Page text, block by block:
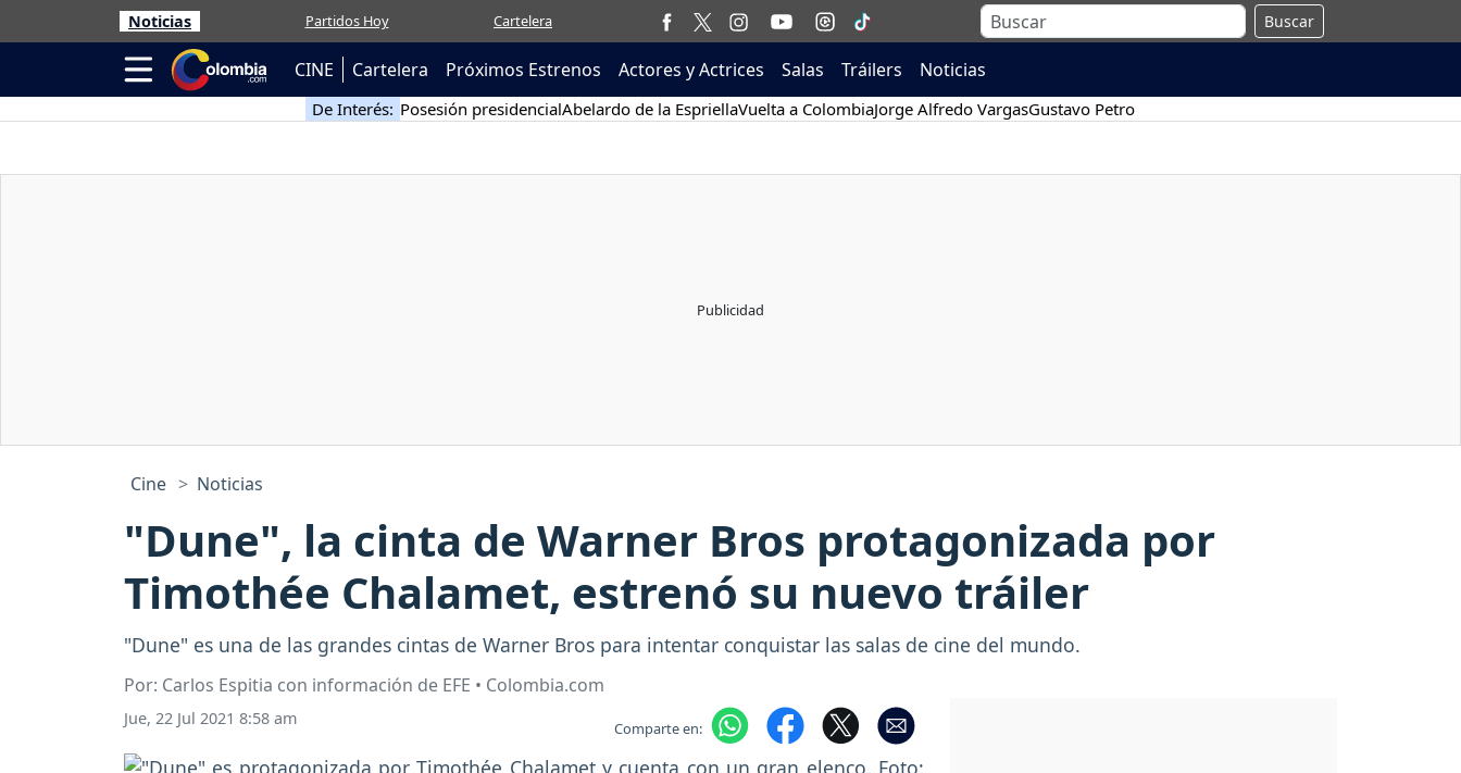
Noticias Partidos Hoy Cartelera Buscar
CINE Cartelera Próximos Estrenos Actores y Actrices Salas Tráilers Noticias
De Interés: Posesión presidencialAbelardo de la EspriellaVuelta a ColombiaJorge Alfredo VargasGustavo Petro
Cine Noticias
"Dune", la cinta de Warner Bros protagonizada por
Timothée Chalamet, estrenó su nuevo tráiler
"Dune" es una de las grandes cintas de Warner Bros para intentar conquistar las salas de cine del mundo.
Por: Carlos Espitia con información de EFE • Colombia.com
Jue, 22 Jul 2021 8:58 am Comparte en: